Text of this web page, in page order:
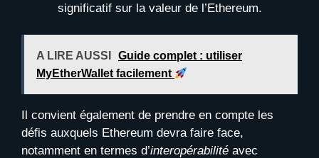
significatif sur la valeur de l’Ethereum.
A LIRE AUSSI
Guide complet : utiliser
MyEtherWallet facilement
Il convient également de prendre en compte les
défis auxquels Ethereum devra faire face,
notamment en termes d’interopérabilité avec